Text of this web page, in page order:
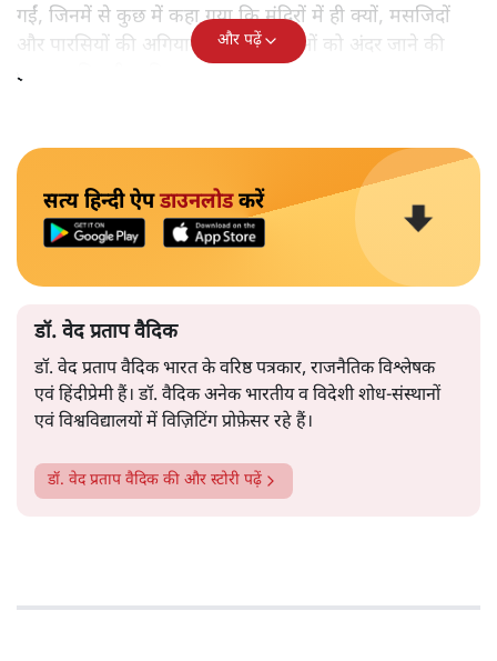
गईं, जिनमें से कुछ में कहा गया कि मंदिरों में ही क्यों, मसजिदों
और पारसियों की अगियारी में भी महिलाओं को अंदर जाने की
इजाजत मिलनी चाहिए।
और पढ़ें
सत्य हिन्दी ऐपडाउनलोडकरें
डॉ. वेद प्रताप वैदिक
डॉ. वेद प्रताप वैदिक भारत के वरिष्ठ पत्रकार, राजनैतिक विश्लेषक
एवं हिंदीप्रेमी हैं। डॉ. वैदिक अनेक भारतीय व विदेशी शोध-संस्थानों
एवं विश्वविद्यालयों में विज़िटिंग प्रोफ़ेसर रहे हैं।
डॉ. वेद प्रताप वैदिक की और स्टोरी पढ़ें